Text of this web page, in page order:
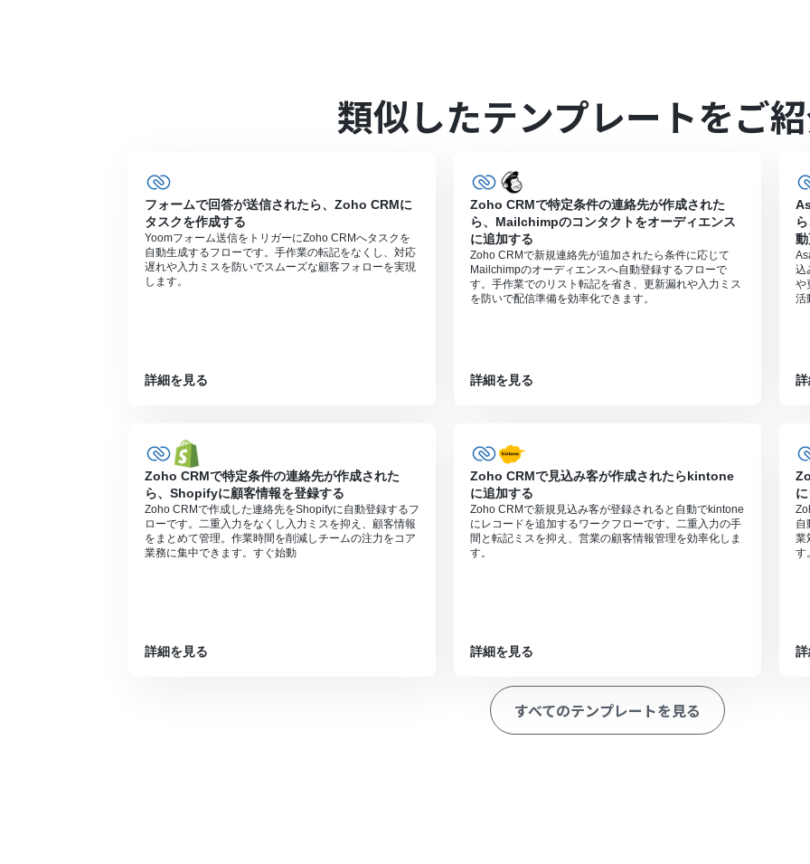
分岐機能では、通知の対象としたい見込み顧客の条件（リードの評価など）を自由に設定可能です
Gmailでメールを送信するアクションを設定する際に、通知の送信先となるメールアドレスを任意で設定してくだ
注意事項
Zoho CRM、GmailのそれぞれとYoomを連携してください。
トリガーは5分、10分、15分、30分、60分の間隔で起動間隔を選択できます。
プランによって最短の起動間隔が異なりますので、ご注意ください。
分岐はミニプラン以上のプランでご利用いただける機能（オペレーション）となっております。フリープランの場
エラーとなりますので、ご注意ください。
ミニプランなどの有料プランは、2週間の無料トライアルを行うことが可能です。無料トライアル中には制限対象
類似したテンプレートをご
フォームで回答が送信されたら、Zoho CRMに
タスクを作成する
Yoomフォーム送信をトリガーにZoho CRMへタスクを
自動生成するフローです。手作業の転記をなくし、対応
遅れや入力ミスを防いでスムーズな顧客フォローを実現
します。
詳細を見る
Zoho CRMで特定条件の連絡先が作成された
ら、Mailchimpのコンタクトをオーディエンス
に追加する
Zoho CRMで新規連絡先が追加されたら条件に応じて
Mailchimpのオーディエンスへ自動登録するフローで
す。手作業でのリスト転記を省き、更新漏れや入力ミス
を防いで配信準備を効率化できます。
詳細を見る
込
や
活
Zoho CRMで特定条件の連絡先が作成された
ら、Shopifyに顧客情報を登録する
Zoho CRMで作成した連絡先をShopifyに自動登録するフ
ローです。二重入力をなくし入力ミスを抑え、顧客情報
をまとめて管理。作業時間を削減しチームの注力をコア
業務に集中できます。すぐ始動
詳細を見る
Zoho CRMで見込み客が作成されたらkintone
に追加する
Zoho CRMで新規見込み客が登録されると自動でkintone
にレコードを追加するワークフローです。二重入力の手
間と転記ミスを抑え、営業の顧客情報管理を効率化しま
す。
詳細を見る
自
業
す
すべてのテンプレートを見る